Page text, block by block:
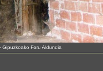
Foru Aldundia